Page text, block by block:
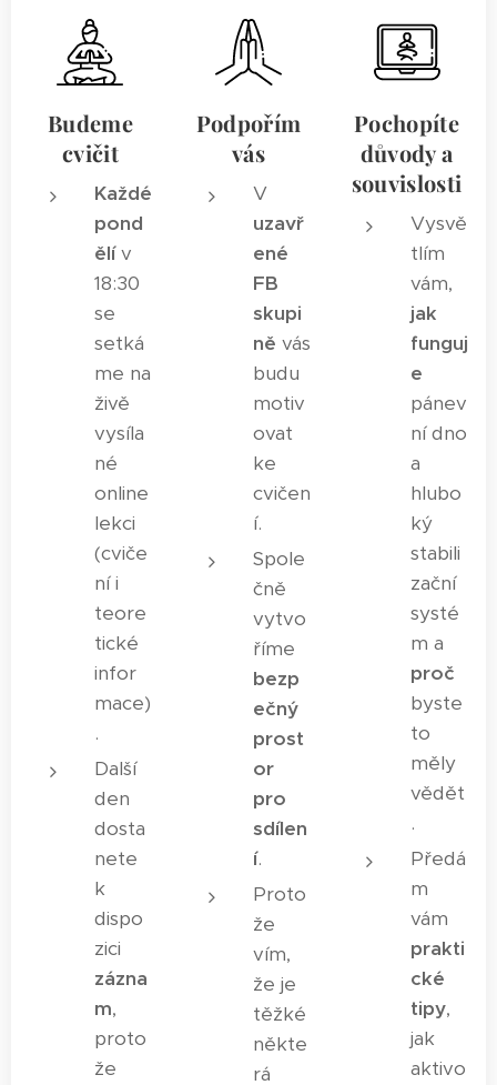
Budeme
cvičit
Každé
pond
ělív
18:30
se
setká
me na
živě
vysíla
né
online
lekci
(cviče
ní i
teore
tické
infor
mace)
.
Další
den
dosta
nete
k
dispo
zici
zázna
m,
proto
že
Podpořím
vás
V
uzavř
ené
FB
skupi
ně vás
budu
motiv
ovat
ke
cvičen
í.
Spole
čně
vytvo
říme
bezp
ečný
prost
or
pro
sdílen
í.
Proto
že
vím,
že je
těžké
někte
rá
Pochopíte
důvody a
souvislosti
Vysvě
tlím
vám,
jak
funguj
e
pánev
ní dno
a
hlubo
ký
stabili
zační
systé
m a
proč
byste
to
měly
vědět
.
Předá
m
vám
prakti
cké
tipy,
jak
aktivo